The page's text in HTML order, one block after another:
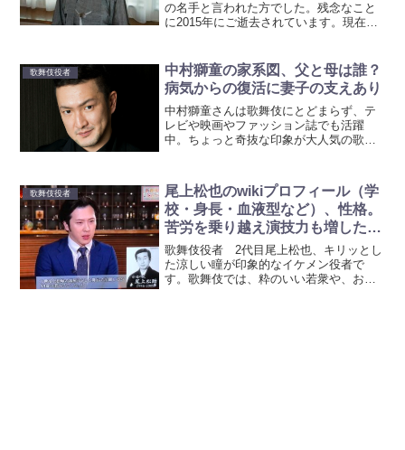
の名手と言われた方でした。残念なこと
に2015年にご逝去されています。現在
す。私が歌舞伎にハマるきっかけを作っ
たのが、八十助時代の坂...
歌舞伎役者
中村獅童の家系図、父と母は誰？
病気からの復活に妻子の支えあり
中村獅童さんは歌舞伎にとどまらず、テ
レビや映画やファッション誌でも活躍
中。ちょっと奇抜な印象が大人気の歌舞
ジーと伝統の融合、新たな表現にチャレ
ンジしている中村獅童さんの...
歌舞伎役者
尾上松也のwikiプロフィール（学
校・身長・血液型など）、性格。
苦労を乗り越え演技力も増したイ
ケメン歌舞伎役者
歌舞伎役者 2代目尾上松也、キリッとし
た涼しい瞳が印象的なイケメン役者で
す。歌舞伎では、粋のいい若衆や、お姫